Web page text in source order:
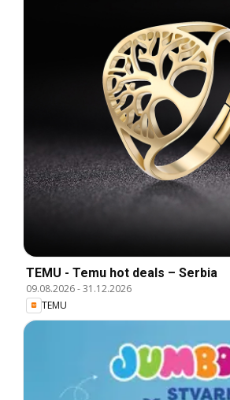
TEMU - Temu hot deals – Serbia
09.08.2026-31.12.2026
TEMU